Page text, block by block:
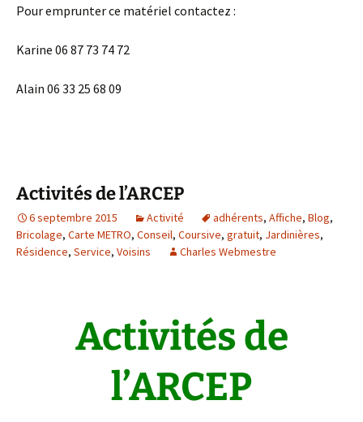
Pour emprunter ce matériel contactez :
Karine 06 87 73 74 72
Alain 06 33 25 68 09
Activités de l’ARCEP
6 septembre 2015 Activité adhérents, Affiche, Blog,
Bricolage, Carte METRO, Conseil, Coursive, gratuit, Jardinières,
Résidence, Service, Voisins Charles Webmestre
Activités de
l’ARCEP